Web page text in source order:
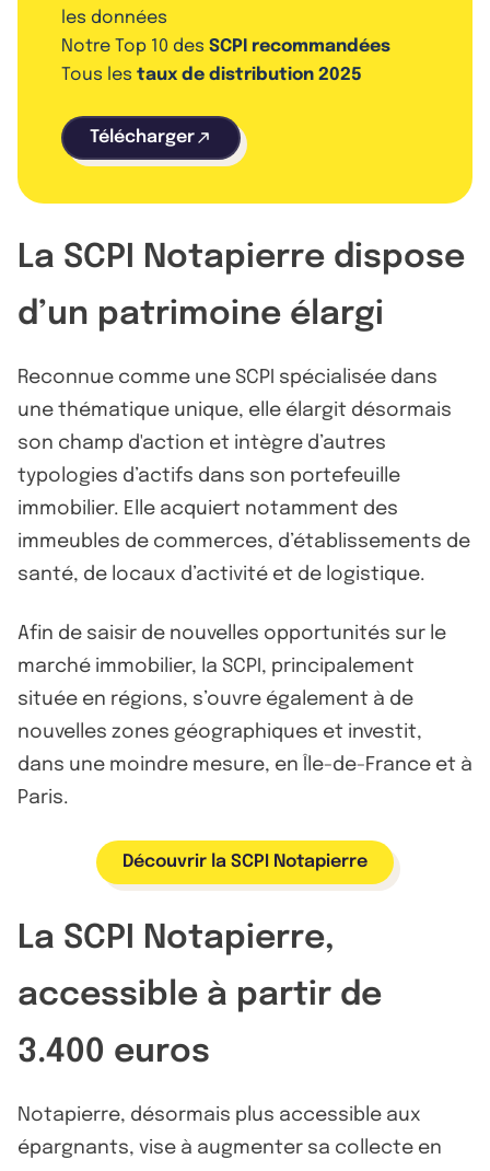
les données
Notre Top 10 des SCPI recommandées
Tous les taux de distribution 2025
Télécharger
La SCPI Notapierre dispose
d’un patrimoine élargi
Reconnue comme une SCPI spécialisée dans
une thématique unique, elle élargit désormais
son champ d'action et intègre d’autres
typologies d’actifs dans son portefeuille
immobilier. Elle acquiert notamment des
immeubles de commerces, d’établissements de
santé, de locaux d’activité et de logistique.
Afin de saisir de nouvelles opportunités sur le
marché immobilier, la SCPI, principalement
située en régions, s’ouvre également à de
nouvelles zones géographiques et investit,
dans une moindre mesure, en Île-de-France et à
Paris.
Découvrir la SCPI Notapierre
La SCPI Notapierre,
accessible à partir de
3.400 euros
Notapierre, désormais plus accessible aux
épargnants, vise à augmenter sa collecte en